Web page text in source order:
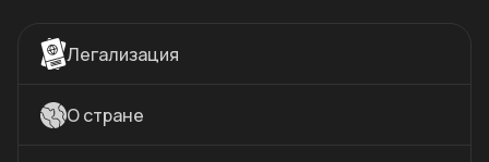
Легализация
О стране